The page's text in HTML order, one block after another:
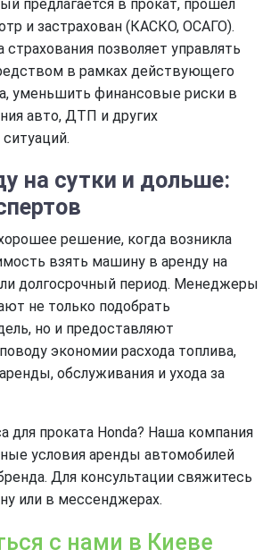
предлагается в прокат, прошел
и застрахован (КАСКО, ОСАГО).
страхования позволяет управлять
в рамках действующего
уменьшить финансовые риски в
авто, ДТП и других
на сутки и дольше:
решение, когда возникла
взять машину в аренду на
долгосрочный период. Менеджеры
не только подобрать
но и предоставляют
экономии расхода топлива,
обслуживания и ухода за
для проката Honda? Наша компания
условия аренды автомобилей
Для консультации свяжитесь
или в мессенджерах.
с нами в Киеве